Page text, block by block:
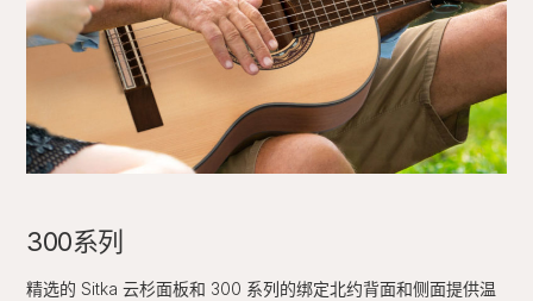
300系列
精选的 Sitka 云杉面板和 300 系列的绑定北约背面和侧面提供温